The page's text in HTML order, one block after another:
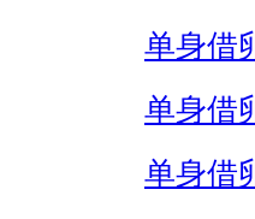
单身借
单身借
单身借